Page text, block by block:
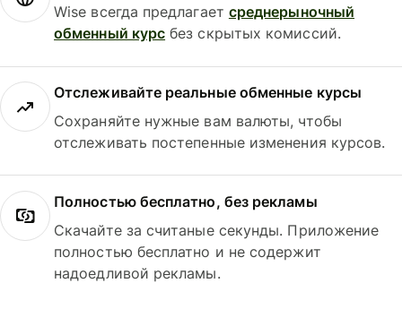
Wise всегда предлагает среднерыночный
обменный курс без скрытых комиссий.
Отслеживайте реальные обменные курсы
Сохраняйте нужные вам валюты, чтобы
отслеживать постепенные изменения курсов.
Полностью бесплатно, без рекламы
Скачайте за считаные секунды. Приложение
полностью бесплатно и не содержит
надоедливой рекламы.